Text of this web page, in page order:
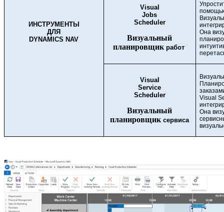
ИНСТРУМЕНТЫ
ДЛЯ
DYNAMICS NAV
Visual
Jobs
Scheduler
Визуальный
планировщик работ
Она
Visual
Service
Scheduler
Визуальный
планировщик сервиса
Visual
Она